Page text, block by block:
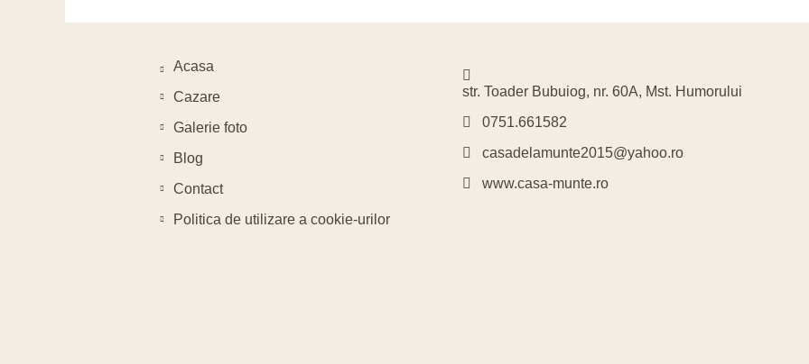
Manastiri Manastiri
Acasa
Cazare
Galerie foto
Blog
Contact
Politica de utilizare a cookie-urilor
str. Toader Bubuiog, nr. 60A, Mst. Humorului
0751.661582
casadelamunte2015@yahoo.ro
www.casa-munte.ro